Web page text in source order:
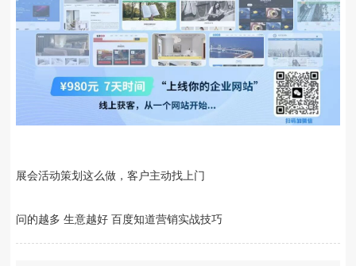
展会活动策划这么做，客户主动找上门
问的越多 生意越好 百度知道营销实战技巧